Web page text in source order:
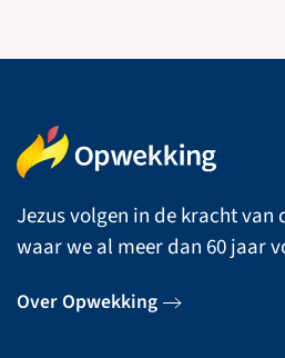
Jezus volgen in de kracht van
waar we al meer dan 60 jaar
Over Opwekking